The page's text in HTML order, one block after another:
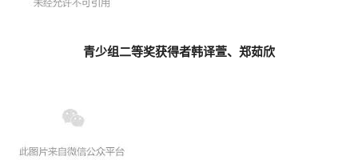
青少组二等奖获得者韩译萱、郑茹欣